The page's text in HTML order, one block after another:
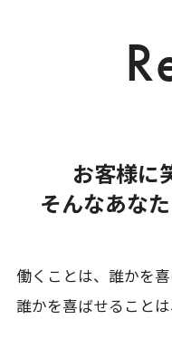
R
お客様に
そんなあな
働くことは、誰かを喜
誰かを喜ばせること